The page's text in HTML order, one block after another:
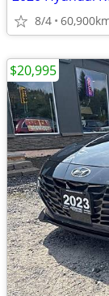
8/4
$20,995